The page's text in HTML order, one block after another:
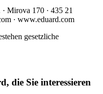
Mirova 170 · 435 21
· www.eduard.com
gesetzliche
die Sie interessieren